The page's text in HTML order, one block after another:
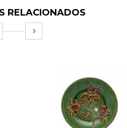
RELACIONADOS